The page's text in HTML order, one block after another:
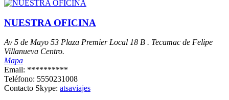
NUESTRA OFICINA
Av 5 de Mayo 53 Plaza Premier Local 18 B . Tecamac de Felipe
Villanueva Centro.
Mapa
Email: **********
Teléfono: 5550231008
Contacto Skype: atsaviajes